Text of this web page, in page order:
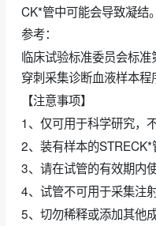
CK*管中可能会导致凝结。
参考：
临床试验标准委员会标
穿刺采集诊断血液样本程
【注意事项】
1、仅可用于科学研究，
2、装有样本的STRECK*
3、请在试管的有效期内使
4、试管不可用于采集注射
5、切勿稀释或添加其他成